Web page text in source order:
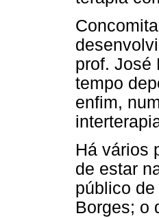
prof. José
tempo
enfim,
Há vários
de estar
público
Borges; o